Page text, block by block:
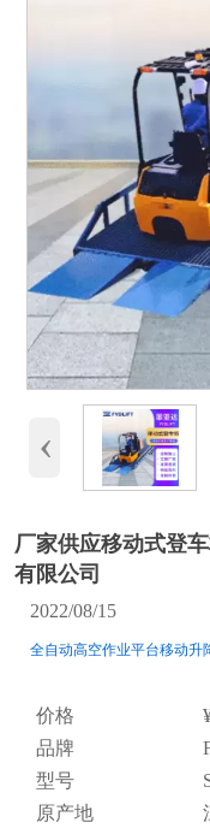
‹
厂家供应移动式登
有限公司
2022/08/15
全自动高空作业平台移动升
价格
品牌
型号
原产地